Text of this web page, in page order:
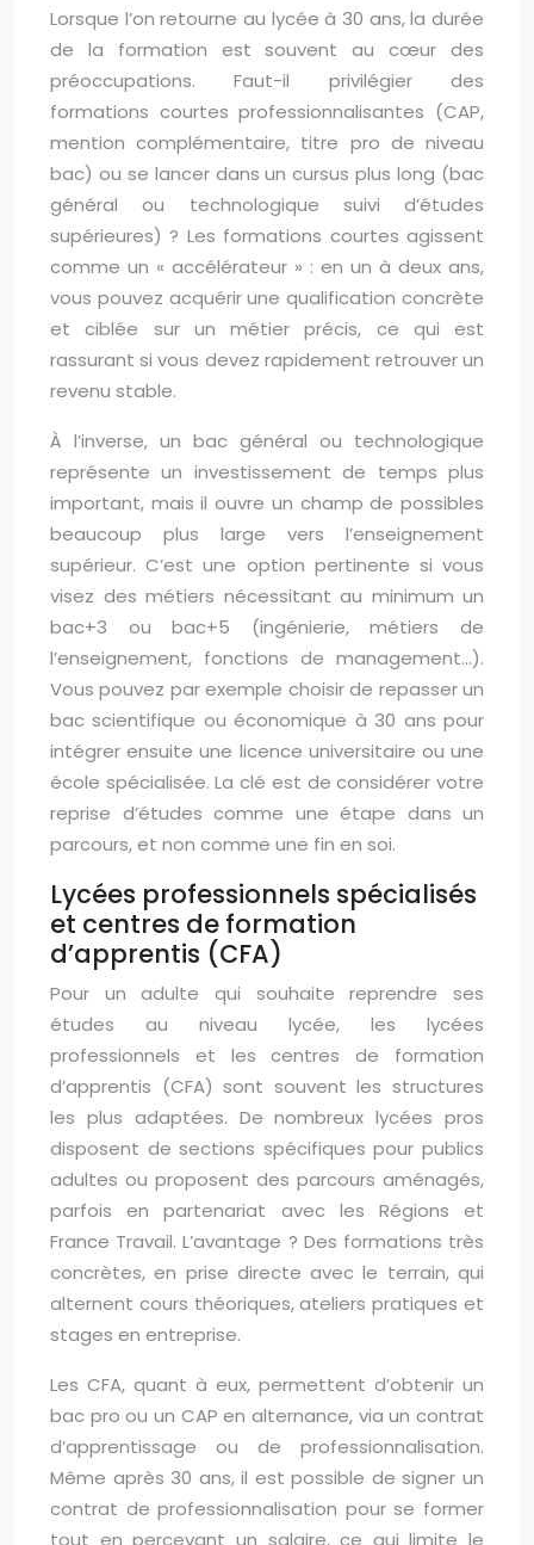
Lorsque l’on retourne au lycée à 30 ans, la durée
de la formation est souvent au cœur des
préoccupations. Faut-il privilégier des
formations courtes professionnalisantes (CAP,
mention complémentaire, titre pro de niveau
bac) ou se lancer dans un cursus plus long (bac
général ou technologique suivi d’études
supérieures) ? Les formations courtes agissent
comme un « accélérateur » : en un à deux ans,
vous pouvez acquérir une qualification concrète
et ciblée sur un métier précis, ce qui est
rassurant si vous devez rapidement retrouver un
revenu stable.
À l’inverse, un bac général ou technologique
représente un investissement de temps plus
important, mais il ouvre un champ de possibles
beaucoup plus large vers l’enseignement
supérieur. C’est une option pertinente si vous
visez des métiers nécessitant au minimum un
bac+3 ou bac+5 (ingénierie, métiers de
l’enseignement, fonctions de management…).
Vous pouvez par exemple choisir de repasser un
bac scientifique ou économique à 30 ans pour
intégrer ensuite une licence universitaire ou une
école spécialisée. La clé est de considérer votre
reprise d’études comme une étape dans un
parcours, et non comme une fin en soi.
Lycées professionnels spécialisés
et centres de formation
d’apprentis (CFA)
Pour un adulte qui souhaite reprendre ses
études au niveau lycée, les lycées
professionnels et les centres de formation
d’apprentis (CFA) sont souvent les structures
les plus adaptées. De nombreux lycées pros
disposent de sections spécifiques pour publics
adultes ou proposent des parcours aménagés,
parfois en partenariat avec les Régions et
France Travail. L’avantage ? Des formations très
concrètes, en prise directe avec le terrain, qui
alternent cours théoriques, ateliers pratiques et
stages en entreprise.
Les CFA, quant à eux, permettent d’obtenir un
bac pro ou un CAP en alternance, via un contrat
d’apprentissage ou de professionnalisation.
Même après 30 ans, il est possible de signer un
contrat de professionnalisation pour se former
tout en percevant un salaire, ce qui limite le